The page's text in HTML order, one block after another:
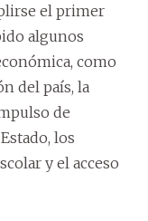
el primer
algunos
como
del país, la
de
los
y el acceso